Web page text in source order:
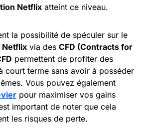
Netflix atteint ce niveau.
la possibilité de spéculer sur le
Netflix via des CFD (Contracts for
permettent de profiter des
court terme sans avoir à posséder
Vous pouvez également
pour maximiser vos gains
important de noter que cela
les risques de perte.